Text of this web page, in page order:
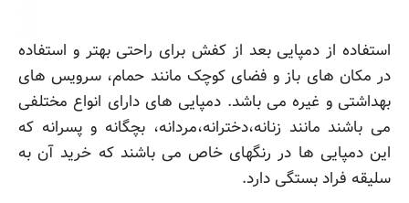
استفاده از دمپایی بعد از کفش برای راحتی بهتر و استفاده
در مکان های باز و فضای کوچک مانند حمام، سرویس های
بهداشتی و غیره می باشد. دمپایی های دارای انواع مختلفی
می باشند مانند زنانه،دخترانه،مردانه، بچگانه و پسرانه که
این دمپایی ها در رنگهای خاص می باشند که خرید آن به
سلیقه فراد بستگی دارد.